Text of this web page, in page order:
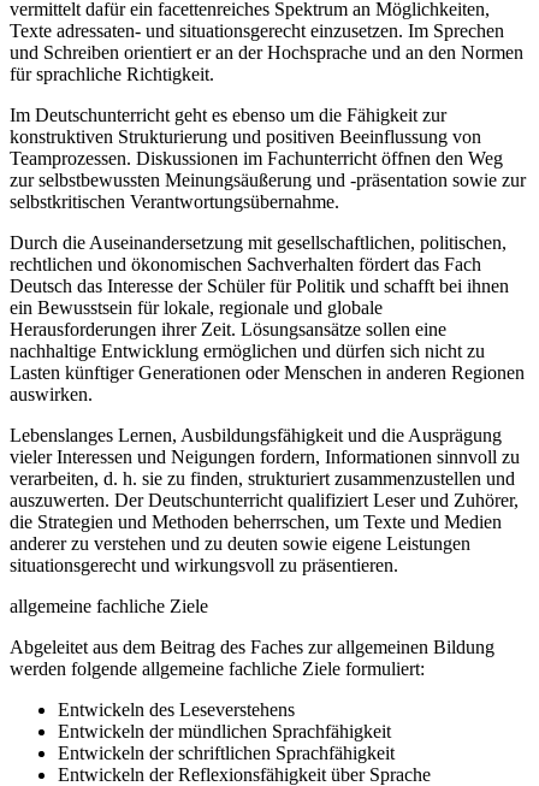
vermittelt dafür ein facettenreiches Spektrum an Möglichkeiten,
Texte adressaten- und situationsgerecht einzusetzen. Im Sprechen
und Schreiben orientiert er an der Hochsprache und an den Normen
für sprachliche Richtigkeit.
Im Deutschunterricht geht es ebenso um die Fähigkeit zur
konstruktiven Strukturierung und positiven Beeinflussung von
Teamprozessen. Diskussionen im Fachunterricht öffnen den Weg
zur selbstbewussten Meinungsäußerung und -präsentation sowie zur
selbstkritischen Verantwortungsübernahme.
Durch die Auseinandersetzung mit gesellschaftlichen, politischen,
rechtlichen und ökonomischen Sachverhalten fördert das Fach
Deutsch das Interesse der Schüler für Politik und schafft bei ihnen
ein Bewusstsein für lokale, regionale und globale
Herausforderungen ihrer Zeit. Lösungsansätze sollen eine
nachhaltige Entwicklung ermöglichen und dürfen sich nicht zu
Lasten künftiger Generationen oder Menschen in anderen Regionen
auswirken.
Lebenslanges Lernen, Ausbildungsfähigkeit und die Ausprägung
vieler Interessen und Neigungen fordern, Informationen sinnvoll zu
verarbeiten, d. h. sie zu finden, strukturiert zusammenzustellen und
auszuwerten. Der Deutschunterricht qualifiziert Leser und Zuhörer,
die Strategien und Methoden beherrschen, um Texte und Medien
anderer zu verstehen und zu deuten sowie eigene Leistungen
situationsgerecht und wirkungsvoll zu präsentieren.
allgemeine fachliche Ziele
Abgeleitet aus dem Beitrag des Faches zur allgemeinen Bildung
werden folgende allgemeine fachliche Ziele formuliert:
Entwickeln des Leseverstehens
Entwickeln der mündlichen Sprachfähigkeit
Entwickeln der schriftlichen Sprachfähigkeit
Entwickeln der Reflexionsfähigkeit über Sprache